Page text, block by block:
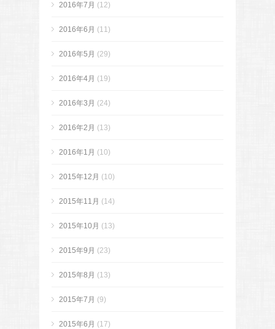
2016年7月 (12)
2016年6月 (11)
2016年5月 (29)
2016年4月 (19)
2016年3月 (24)
2016年2月 (13)
2016年1月 (10)
2015年12月 (10)
2015年11月 (14)
2015年10月 (13)
2015年9月 (23)
2015年8月 (13)
2015年7月 (9)
2015年6月 (17)